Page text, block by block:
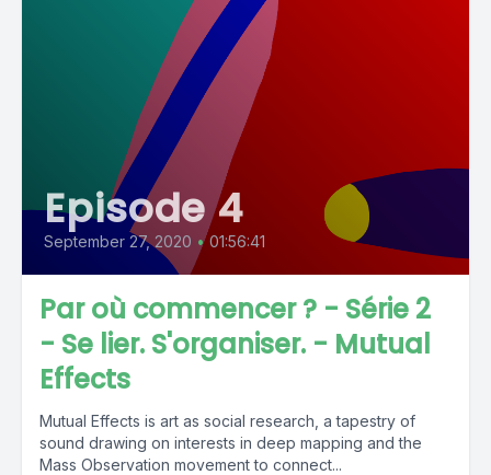
Episode 4
September 27, 2020 • 01:56:41
Par où commencer ? - Série 2
- Se lier. S'organiser. - Mutual
Effects
Mutual Effects is art as social research, a tapestry of
sound drawing on interests in deep mapping and the
Mass Observation movement to connect...